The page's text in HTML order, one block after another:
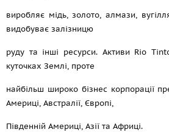
виробляє мідь, золото, алмази,
видобуває залізницю
руду та інші ресурси. Активи Rio
куточках Землі, проте
найбільш широко бізнес корпорації
Америці, Австралії, Європі,
Південній Америці, Азії та Африці.